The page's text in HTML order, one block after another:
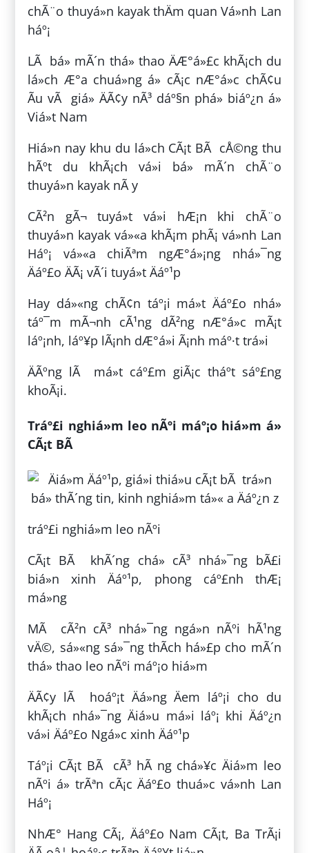
chÃ¨o thuyá»n kayak thÄm quan Vá»nh Lan
háº¡
LÃ bá» mÃ´n thá» thao ÄÆ°á»£c khÃ¡ch du
lá»ch Æ°a chuá»ng á» cÃ¡c nÆ°á»c chÃ¢u
Ãu vÃ giá» ÄÃ¢y nÃ³ dáº§n phá» biáº¿n á»
Viá»t Nam
Hiá»n nay khu du lá»ch CÃ¡t BÃ cÅ©ng thu
hÃºt du khÃ¡ch vá»i bá» mÃ´n chÃ¨o
thuyá»n kayak nÃ y
CÃ²n gÃ¬ tuyá»t vá»i hÆ¡n khi chÃ¨o
thuyá»n kayak vá»«a khÃ¡m phÃ¡ vá»nh Lan
Háº¡ vá»«a chiÃªm ngÆ°á»¡ng nhá»¯ng
Äáº£o ÄÃ¡ vÃ´i tuyá»t Äáº¹p
Hay dá»«ng chÃ¢n táº¡i má»t Äáº£o nhá»
táº¯m mÃ¬nh cÃ¹ng dÃ²ng nÆ°á»c mÃ¡t
láº¡nh, láº¥p lÃ¡nh dÆ°á»i Ã¡nh máº·t trá»i
ÄÃºng lÃ má»t cáº£m giÃ¡c tháº­t sáº£ng
khoÃ¡i.
Tráº£i nghiá»m leo nÃºi máº¡o hiá»m á»
CÃ¡t BÃ
tráº£i nghiá»m leo nÃºi
CÃ¡t BÃ khÃ´ng chá» cÃ³ nhá»¯ng bÃ£i
biá»n xinh Äáº¹p, phong cáº£nh thÆ¡
má»ng
MÃ cÃ²n cÃ³ nhá»¯ng ngá»n nÃºi hÃ¹ng
vÄ©, sá»«ng sá»¯ng thÃ­ch há»£p cho mÃ´n
thá» thao leo nÃºi máº¡o hiá»m
ÄÃ¢y lÃ hoáº¡t Äá»ng Äem láº¡i cho du
khÃ¡ch nhá»¯ng Äiá»u má»i láº¡ khi Äáº¿n
vá»i Äáº£o Ngá»c xinh Äáº¹p
Táº¡i CÃ¡t BÃ cÃ³ hÃ ng chá»¥c Äiá»m leo
nÃºi á» trÃªn cÃ¡c Äáº£o thuá»c vá»nh Lan
Háº¡
NhÆ° Hang CÃ¡, Äáº£o Nam CÃ¡t, Ba TrÃ¡i